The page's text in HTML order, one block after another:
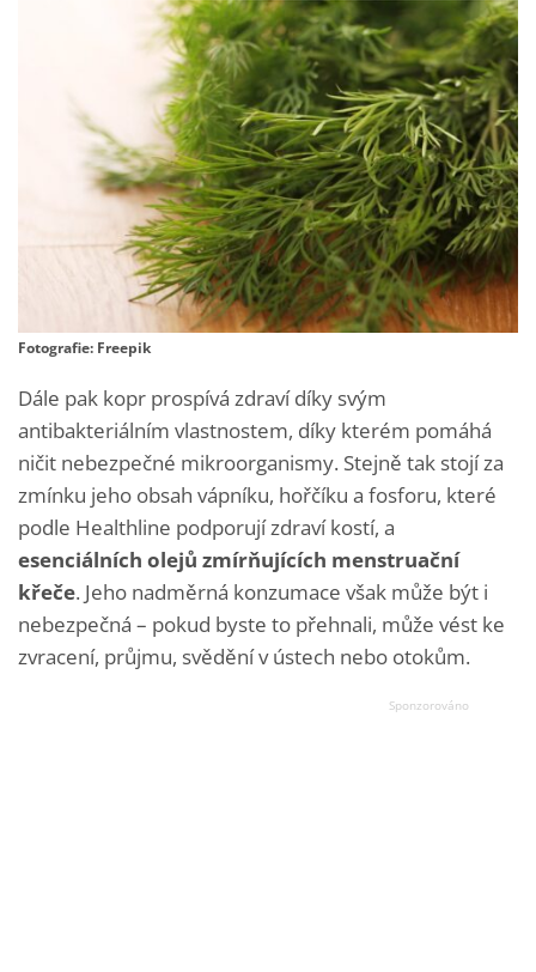
Fotografie: Freepik
Dále pak kopr prospívá zdraví díky svým
antibakteriálním vlastnostem, díky kterém pomáhá
ničit nebezpečné mikroorganismy. Stejně tak stojí za
zmínku jeho obsah vápníku, hořčíku a fosforu, které
podle Healthline podporují zdraví kostí, a
esenciálních olejů zmírňujících menstruační
křeče. Jeho nadměrná konzumace však může být i
nebezpečná – pokud byste to přehnali, může vést ke
zvracení, průjmu, svědění v ústech nebo otokům.